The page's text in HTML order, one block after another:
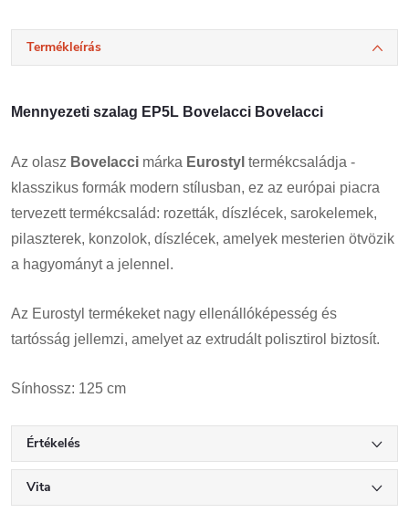
Termékleírás
Mennyezeti szalag EP5L Bovelacci Bovelacci
Az olasz Bovelacci márka Eurostyl termékcsaládja -
klasszikus formák modern stílusban, ez az európai piacra
tervezett termékcsalád: rozetták, díszlécek, sarokelemek,
pilaszterek, konzolok, díszlécek, amelyek mesterien ötvözik
a hagyományt a jelennel.
Az Eurostyl termékeket nagy ellenállóképesség és
tartósság jellemzi, amelyet az extrudált polisztirol biztosít.
Sínhossz: 125 cm
Értékelés
Vita